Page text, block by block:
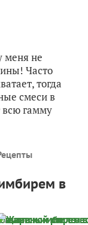
меня не
Часто
тогда
смеси в
гамму
в